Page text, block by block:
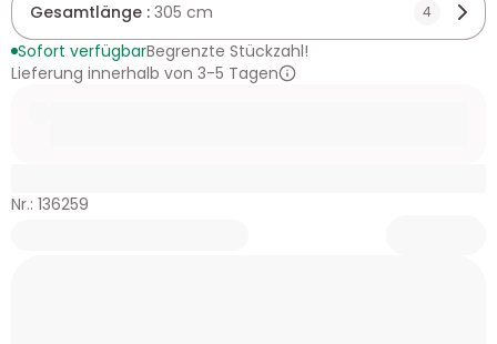
Gesamtlänge : 305 cm 4
Sofort verfügbarBegrenzte Stückzahl!
Lieferung innerhalb von 3-5 Tagen
Nr.: 136259